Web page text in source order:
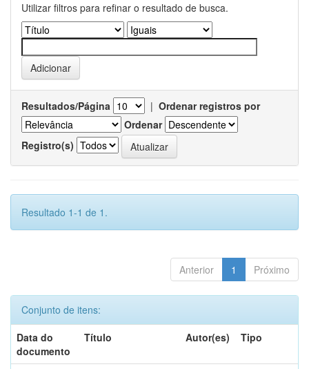
Utilizar filtros para refinar o resultado de busca.
Resultados/Página | Ordenar registros por
Ordenar
Registro(s)
Resultado 1-1 de 1.
Anterior 1 Próximo
Conjunto de itens:
Data do
documento
Título Autor(es) Tipo